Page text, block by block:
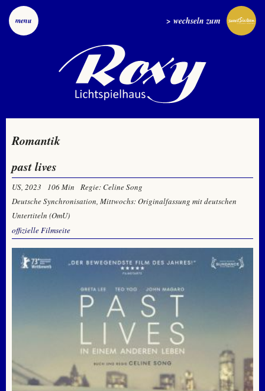
menu > wechseln zum
Romantik
past lives
US, 2023 106 Min
Regie: Celine Song
Deutsche Synchronisation, Mittwochs: Originalfassung mit deutschen
Untertiteln (OmU)
offizielle Filmseite